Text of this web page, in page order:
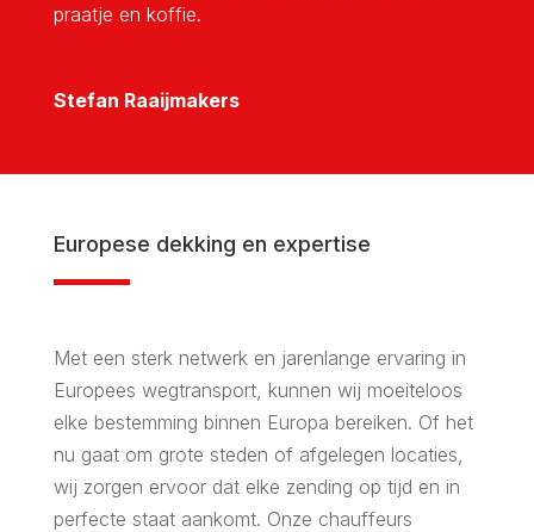
praatje en koffie.
Stefan Raaijmakers
Europese dekking en expertise
Met een sterk netwerk en jarenlange ervaring in
Europees wegtransport, kunnen wij moeiteloos
elke bestemming binnen Europa bereiken. Of het
nu gaat om grote steden of afgelegen locaties,
wij zorgen ervoor dat elke zending op tijd en in
perfecte staat aankomt. Onze chauffeurs